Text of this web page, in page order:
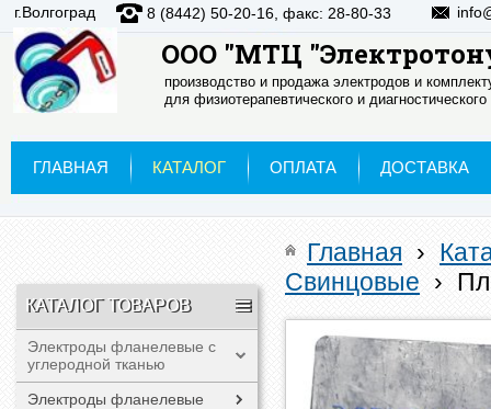
ООО "МТЦ
производство и продажа электродов и
для физиотерапевтического и
г.Волгоград 8 (8442) 50-20-16, факс: 28-80-33
ГЛАВНАЯ КАТАЛОГ ОПЛАТА ДОСТАВКА
КАТАЛОГ ТОВАРОВ
Электроды фланелевые с
углеродной тканью
Электроды фланелевые
Главная ›
Свинцовые ›